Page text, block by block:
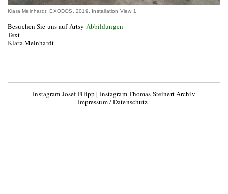
Klara Meinhardt: EXODOS, 2019, Installation View 1
Besuchen Sie uns auf Artsy Abbildungen
Text
Klara Meinhardt
Instagram Josef Filipp | Instagram Thomas Steinert Archiv
Impressum / Datenschutz